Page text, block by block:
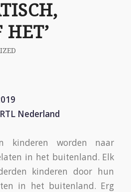
HET’
Nederland
kinderen worden naar
in het buitenland. Elk
kinderen door hun
in het buitenland. Erg